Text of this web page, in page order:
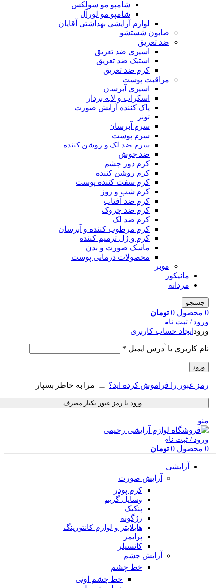
شامپو مو سولکس
شامپو مو لورآل
لوازم آرایشی بهداشتی آقایان
صابون شستشو
ضد تعریق
اسپری ضد تعریق
استیک ضد تعریق
کرم ضد تعریق
مراقبت پوست
اسپری آبرسان
اسکراب و لایه بردار
پاک کننده آرایش صورت
تونر
سرم آبرسان
سرم پوست
سرم ضد لک و روشن کننده
ضد جوش
کرم دور چشم
کرم روشن کننده
کرم سفت کننده پوست
کرم شب و روز
کرم ضد آفتاب
کرم ضد چروک
کرم ضد لک
کرم مرطوب کننده و آبرسان
کرم و ژل ترمیم کننده
ماسک صورت و بدن
محصولات درمانی پوست
موبر
مانیکور
مردانه
جستجو
0 محصول 0 تومان
ورود / ثبت نام
ورود ایجاد حساب کاربری
نام کاربری یا آدرس ایمیل *
ورود
رمز عبور را فراموش کرده اید؟ مرا به خاطر بسپار
ورود با رمز عبور یکبار مصرف
منو
ورود / ثبت نام
0 محصول 0 تومان
آرایشی
آرایش صورت
کرم پودر
وسایل گریم
پنکیک
رژگونه
هایلایتر و لوازم کانتورینگ
پرایمر
کانسیلر
آرایش چشم
خط چشم
خط چشم اوتی